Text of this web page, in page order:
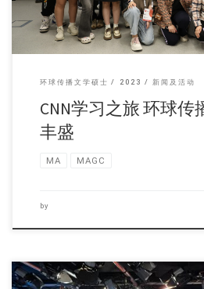
环球传播文学硕士 2023 新闻及活动
CNN学习之旅 环球传
丰盛
MA MAGC
by